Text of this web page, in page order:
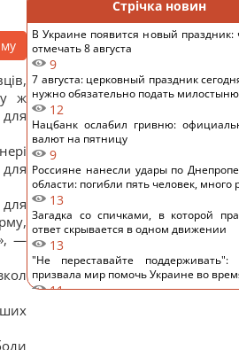
ж
—
Стрічка новин
В Украине появится новый праздник:
отмечать 8 августа
9
7 августа: церковный праздник
нужно обязательно подать милостыню
12
Нацбанк ослабил гривню:
валют на пятницу
9
Россияне нанесли удары по
области: погибли пять человек, много
13
Загадка со спичками, в которой
ответ скрывается в одном движении
13
"Не переставайте поддерживать":
призвала мир помочь Украине во
11